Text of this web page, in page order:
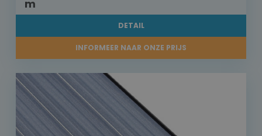
m
DETAIL
INFORMEER NAAR ONZE PRIJS